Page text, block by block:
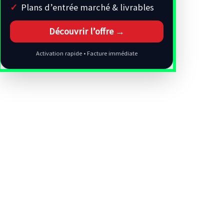
Plans d’entrée marché & livrables
Découvrir l’offre →
Activation rapide • Facture immédiate